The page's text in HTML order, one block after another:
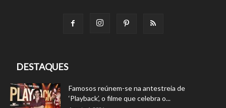
DESTAQUES
Famosos reúnem-se na antestreia de
‘Playback’, o filme que celebra o...